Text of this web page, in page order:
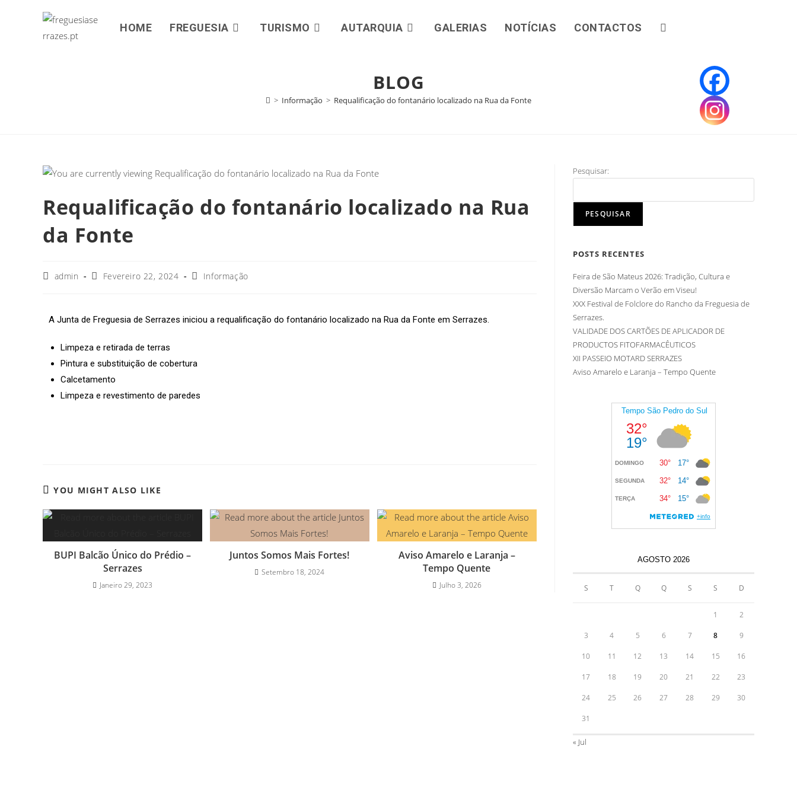
HOME FREGUESIA TURISMO AUTARQUIA GALERIAS NOTÍCIAS CONTACTOS
BLOG
> Informação > Requalificação do fontanário localizado na Rua da Fonte
Requalificação do fontanário localizado na Rua
da Fonte
admin Fevereiro 22, 2024 Informação
A Junta de Freguesia de Serrazes iniciou a requalificação do fontanário localizado na Rua da Fonte em Serrazes.
Limpeza e retirada de terras
Pintura e substituição de cobertura
Calcetamento
Limpeza e revestimento de paredes
YOU MIGHT ALSO LIKE
BUPI Balcão Único do Prédio –
Serrazes
Janeiro 29, 2023
Juntos Somos Mais Fortes!
Setembro 18, 2024
Aviso Amarelo e Laranja –
Tempo Quente
Julho 3, 2026
Pesquisar:
PESQUISAR
POSTS RECENTES
Feira de São Mateus 2026: Tradição, Cultura e
Diversão Marcam o Verão em Viseu!
XXX Festival de Folclore do Rancho da Freguesia de
Serrazes.
VALIDADE DOS CARTÕES DE APLICADOR DE
PRODUCTOS FITOFARMACÊUTICOS
XII PASSEIO MOTARD SERRAZES
Aviso Amarelo e Laranja – Tempo Quente
AGOSTO 2026
S T Q Q S S D
1 2
3 4 5 6 7 8 9
10 11 12 13 14 15 16
17 18 19 20 21 22 23
24 25 26 27 28 29 30
31
« Jul